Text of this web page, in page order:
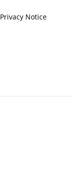
Privacy Notice